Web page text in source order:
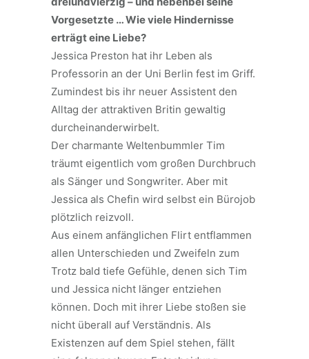
Vorgesetzte … Wie viele Hindernisse
erträgt eine Liebe?
Jessica Preston hat ihr Leben als
Professorin an der Uni Berlin fest im Griff.
Zumindest bis ihr neuer Assistent den
Alltag der attraktiven Britin gewaltig
durcheinanderwirbelt.
Der charmante Weltenbummler Tim
träumt eigentlich vom großen Durchbruch
als Sänger und Songwriter. Aber mit
Jessica als Chefin wird selbst ein Bürojob
plötzlich reizvoll.
Aus einem anfänglichen Flirt entflammen
allen Unterschieden und Zweifeln zum
Trotz bald tiefe Gefühle, denen sich Tim
und Jessica nicht länger entziehen
können. Doch mit ihrer Liebe stoßen sie
nicht überall auf Verständnis. Als
Existenzen auf dem Spiel stehen, fällt